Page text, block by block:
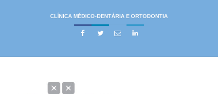
CLÍNICA MÉDICO-DENTÁRIA E ORTODONTIA
   